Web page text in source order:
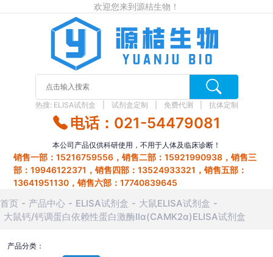
欢迎您来到源桔生物！
热搜: ELISA试剂盒 试剂盒定制 免费代测 抗体定制
电话：021-54479081
本公司产品仅供科研使用，不用于人体及临床诊断！
销售一部：15216759556，销售二部：15921990938，销售三
部：19946122371，销售四部：13524933321，销售五部：
13641951130，销售六部：17740839645
首页 产品中心 ELISA试剂盒
大鼠ELISA试剂盒
大鼠钙/钙调蛋白依赖性蛋白激酶Ⅱα(CAMK2α)ELISA试剂盒
产品分类：